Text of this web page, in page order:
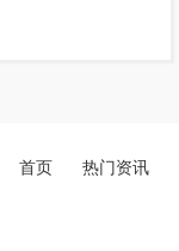
首页 热门资讯